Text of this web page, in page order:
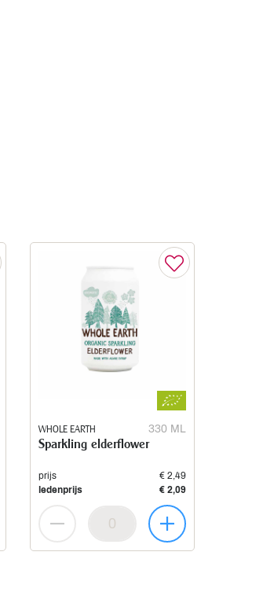
WHOLE EARTH 330 ML
Sparkling elderflower
prijs
€ 2,49
ledenprijs
€ 2,09